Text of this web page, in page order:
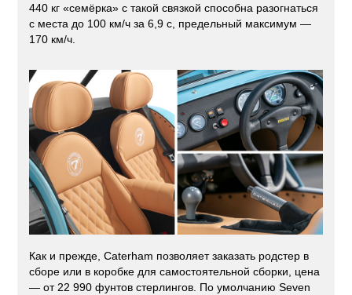
440 кг «семёрка» с такой связкой способна разогнаться
с места до 100 км/ч за 6,9 с, предельный максимум —
170 км/ч.
Как и прежде, Caterham позволяет заказать родстер в
сборе или в коробке для самостоятельной сборки, цена
— от 22 990 фунтов стерлингов. По умолчанию Seven